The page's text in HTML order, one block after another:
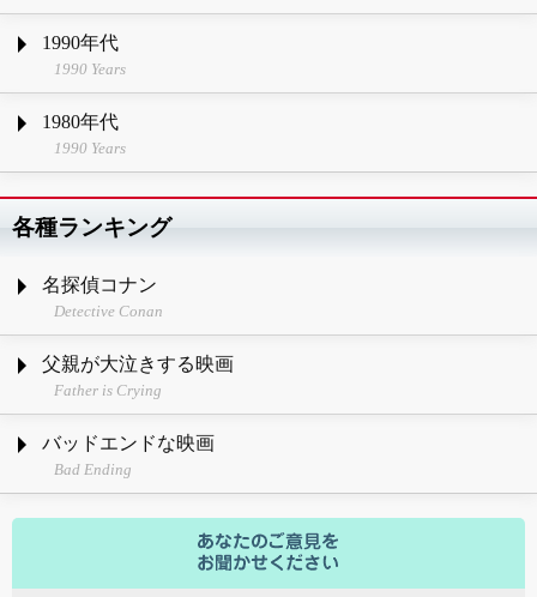
1990年代
1990 Years
1980年代
1990 Years
各種ランキング
名探偵コナン
Detective Conan
父親が大泣きする映画
Father is Crying
バッドエンドな映画
Bad Ending